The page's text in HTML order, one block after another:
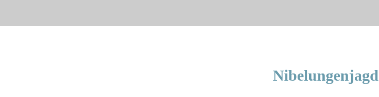
Nibelungenjagd